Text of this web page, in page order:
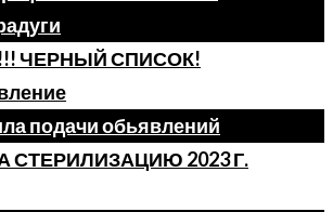
ЧЕРНЫЙ СПИСОК!
подачи обьявлений
СТЕРИЛИЗАЦИЮ 2023 Г.